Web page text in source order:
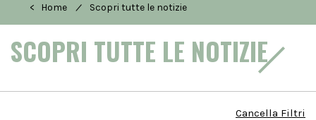
< Home
/ Scopri tutte le notizie
SCOPRI TUTTE LE NOTIZIE
Cancella Filtri